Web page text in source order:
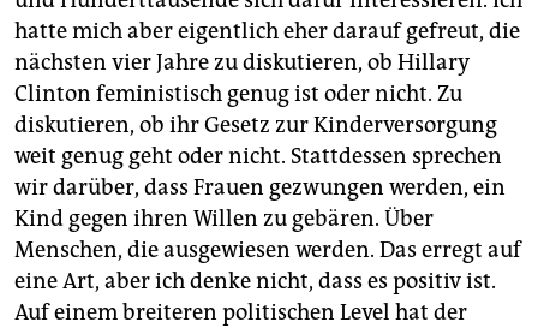
hatte mich aber eigentlich eher darauf gefreut, die
nächsten vier Jahre zu diskutieren, ob Hillary
Clinton feministisch genug ist oder nicht. Zu
diskutieren, ob ihr Gesetz zur Kinderversorgung
weit genug geht oder nicht. Stattdessen sprechen
wir darüber, dass Frauen gezwungen werden, ein
Kind gegen ihren Willen zu gebären. Über
Menschen, die ausgewiesen werden. Das erregt auf
eine Art, aber ich denke nicht, dass es positiv ist.
Auf einem breiteren politischen Level hat der